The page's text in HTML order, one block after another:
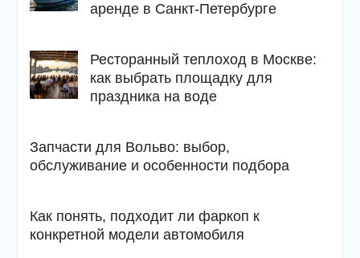
аренде в Санкт-Петербурге
Ресторанный теплоход в Москве:
как выбрать площадку для
праздника на воде
Запчасти для Вольво: выбор,
обслуживание и особенности подбора
Как понять, подходит ли фаркоп к
конкретной модели автомобиля